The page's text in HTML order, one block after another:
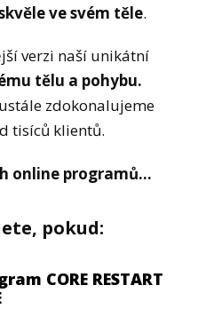
ve svém těle.
verzi naší unikátní
tělu a pohybu.
zdokonalujeme
tisíců klientů.
online programů...
pokud:
CORE RESTART